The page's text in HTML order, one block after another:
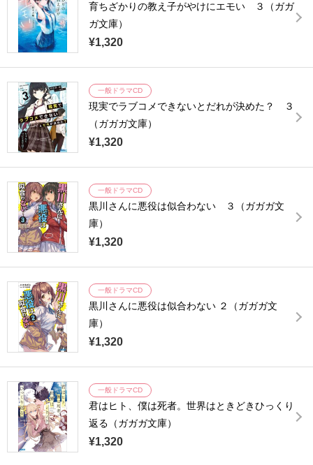
育ちざかりの教え子がやけにエモい ３（ガガ
ガ文庫）
¥1,320
一般ドラマCD
現実でラブコメできないとだれが決めた？ ３
（ガガガ文庫）
¥1,320
一般ドラマCD
黒川さんに悪役は似合わない ３（ガガガ文
庫）
¥1,320
一般ドラマCD
黒川さんに悪役は似合わない ２（ガガガ文
庫）
¥1,320
一般ドラマCD
君はヒト、僕は死者。世界はときどきひっくり
返る（ガガガ文庫）
¥1,320